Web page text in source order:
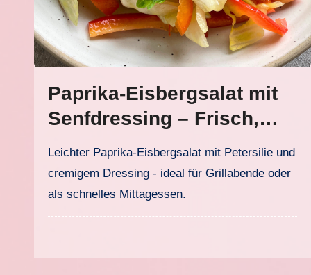
Paprika-Eisbergsalat mit
Senfdressing – Frisch,
würzig und blitzschnell
gemacht
Leichter Paprika-Eisbergsalat mit Petersilie und
cremigem Dressing - ideal für Grillabende oder
als schnelles Mittagessen.